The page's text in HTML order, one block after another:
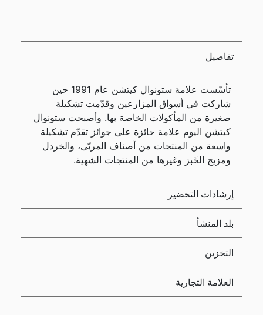
تفاصيل
تأسّست علامة ستونوال كيتشن عام 1991 حين
شاركت في أسواق المزارعين وقدّمت تشكيلة
صغيرة من المأكولات الخاصة بها. وأصبحت ستونوال
كيتشن اليوم علامة حائزة على جوائز تقدّم تشكيلة
واسعة من المنتجات من أصناف المربّى، والخردل
ومزيج الخَبز وغيرها من المنتجات الشهية.
إرشادات التحضير
بلد المنشأ
التخزين
العلامة التجارية